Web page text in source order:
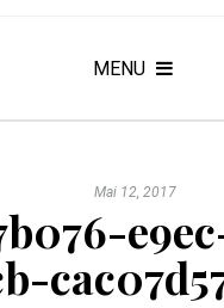
MENU
Mai 12, 2017